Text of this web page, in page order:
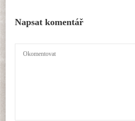
Napsat komentář